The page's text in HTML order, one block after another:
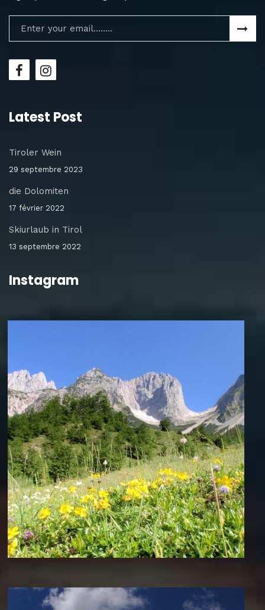
Latest Post
Tiroler Wein
29 septembre 2023
die Dolomiten
17 février 2022
Skiurlaub in Tirol
13 septembre 2022
Instagram